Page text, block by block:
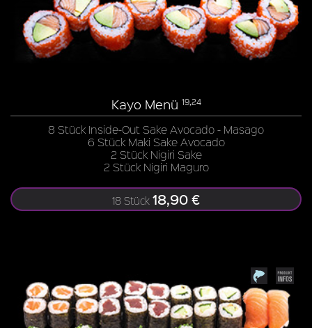
Kayo Menü 19,24
8 Stück Inside-Out Sake Avocado - Masago
6 Stück Maki Sake Avocado
2 Stück Nigiri Sake
2 Stück Nigiri Maguro
18 Stück 18,90 €